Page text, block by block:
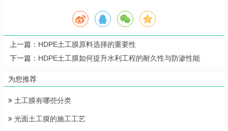
上一篇： HDPE土工膜原料选择的重要性
下一篇： HDPE土工膜如何提升水利工程的耐久性与防渗性能
为您推荐
土工膜有哪些分类
光面土工膜的施工工艺